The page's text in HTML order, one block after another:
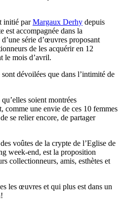
initié parMargaux Derhy depuis
est accompagnée dans la
série d’œuvres proposant
de les acquérir en 12
le mois d’avril.
dévoilées que dans l’intimité de
soient montrées
comme une envie de ces 10 femmes
se relier encore, de partager
voûtes de la crypte de l’Eglise de
week-end, est la proposition
collectionneurs, amis, esthètes et
les œuvres et qui plus est dans un